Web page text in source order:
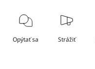
Opýtať sa Strážiť